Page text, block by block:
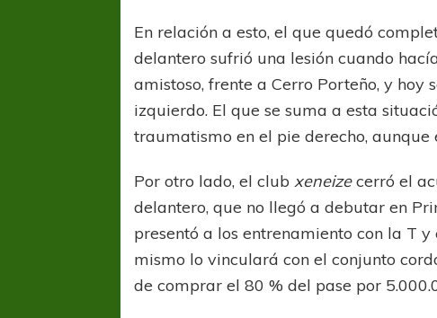
En relación a esto, el que quedó
delantero sufrió una lesión cuando
amistoso, frente a Cerro Porteño, y
izquierdo. El que se suma a esta
traumatismo en el pie derecho,
Por otro lado, el clubxeneizecerró el
delantero, que no llegó a debutar en
presentó a los entrenamiento con la T
mismo lo vinculará con el conjunto
de comprar el 80 % del pase por